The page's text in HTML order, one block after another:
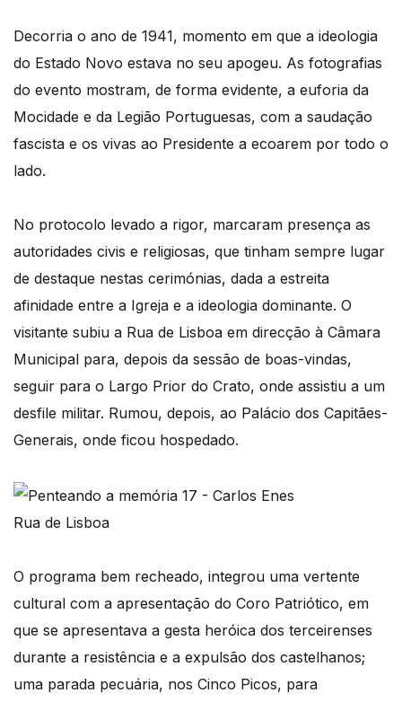
Decorria o ano de 1941, momento em que a ideologia
do Estado Novo estava no seu apogeu. As fotografias
do evento mostram, de forma evidente, a euforia da
Mocidade e da Legião Portuguesas, com a saudação
fascista e os vivas ao Presidente a ecoarem por todo o
lado.
No protocolo levado a rigor, marcaram presença as
autoridades civis e religiosas, que tinham sempre lugar
de destaque nestas cerimónias, dada a estreita
afinidade entre a Igreja e a ideologia dominante. O
visitante subiu a Rua de Lisboa em direcção à Câmara
Municipal para, depois da sessão de boas-vindas,
seguir para o Largo Prior do Crato, onde assistiu a um
desfile militar. Rumou, depois, ao Palácio dos Capitães-
Generais, onde ficou hospedado.
Rua de Lisboa
O programa bem recheado, integrou uma vertente
cultural com a apresentação do Coro Patriótico, em
que se apresentava a gesta heróica dos terceirenses
durante a resistência e a expulsão dos castelhanos;
uma parada pecuária, nos Cinco Picos, para